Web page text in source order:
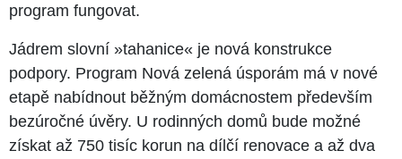
program fungovat.
Jádrem slovní »tahanice« je nová konstrukce
podpory. Program Nová zelená úsporám má v nové
etapě nabídnout běžným domácnostem především
bezúročné úvěry. U rodinných domů bude možné
získat až 750 tisíc korun na dílčí renovace a až dva